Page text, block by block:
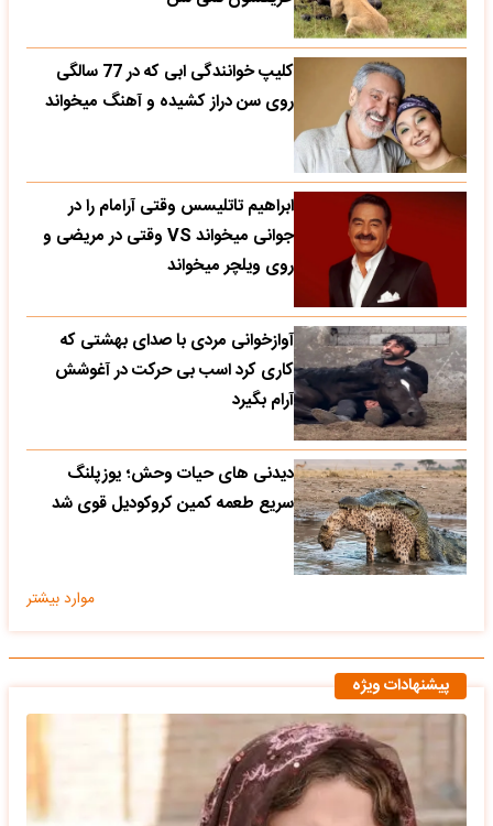
کلیپ خوانندگی ابی که در 77 سالگی
روی سن دراز کشیده و آهنگ میخواند
ابراهیم تاتلیسس وقتی آرامام را در
جوانی میخواند VS وقتی در مریضی و
روی ویلچر میخواند
آوازخوانی مردی با صدای بهشتی که
کاری کرد اسب بی حرکت در آغوشش
آرام بگیرد
دیدنی های حیات وحش؛ یوزپلنگ
سریع طعمه کمین کروکودیل قوی شد
موارد بیشتر
پیشنهادات ویژه